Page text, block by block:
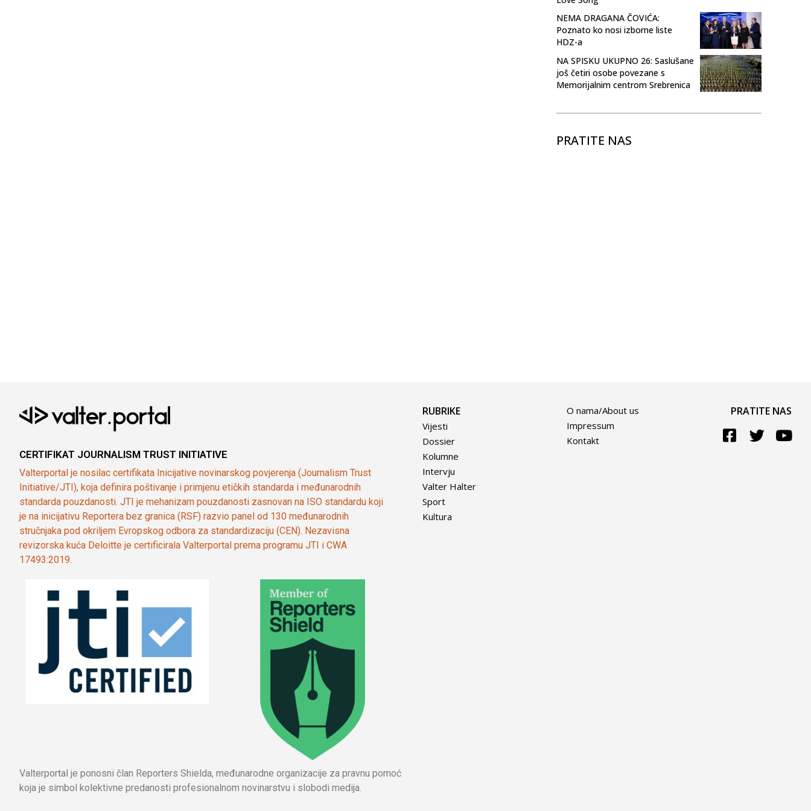
NEMA DRAGANA ČOVIĆA:
Poznato ko nosi izborne liste
HDZ-a
NA SPISKU UKUPNO 26: Saslušane
još četiri osobe povezane s
Memorijalnim centrom Srebrenica
PRATITE NAS
CERTIFIKAT JOURNALISM TRUST INITIATIVE
Valterportal je nosilac certifikata Inicijative novinarskog povjerenja (Journalism Trust
Initiative/JTI), koja definira poštivanje i primjenu etičkih standarda i međunarodnih
standarda pouzdanosti. JTI je mehanizam pouzdanosti zasnovan na ISO standardu koji
je na inicijativu Reportera bez granica (RSF) razvio panel od 130 međunarodnih
stručnjaka pod okriljem Evropskog odbora za standardizaciju (CEN). Nezavisna
revizorska kuća Deloitte je certificirala Valterportal prema programu JTI i CWA
17493:2019.
Valterportal je ponosni član Reporters Shielda, međunarodne organizacije za pravnu pomoć
koja je simbol kolektivne predanosti profesionalnom novinarstvu i slobodi medija.
RUBRIKE
Vijesti
Dossier
Kolumne
Intervju
Valter Halter
Sport
Kultura
O nama/About us
Impressum
Kontakt
PRATITE NAS